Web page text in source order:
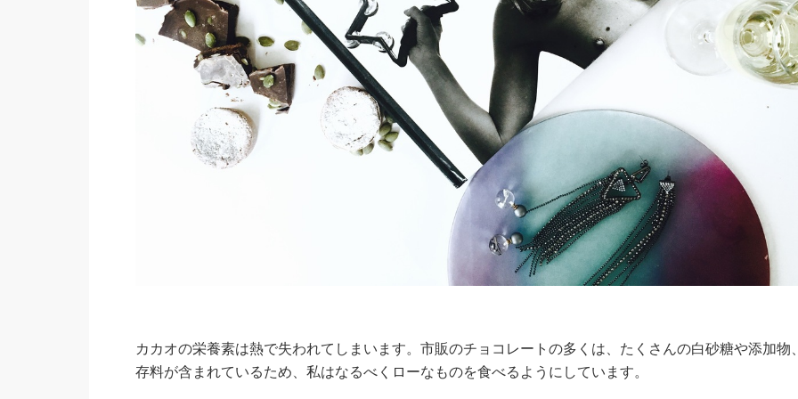
カカオの栄養素は熱で失われてしまいます。市販のチョコレートの多くは、たくさんの白砂糖や添加物
存料が含まれているため、私はなるべくローなものを食べるようにしています。